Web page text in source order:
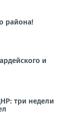
района!
и
три недели